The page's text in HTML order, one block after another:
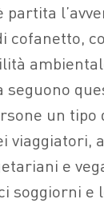
partita
cofanetto,
seguono
un tipo
viaggiatori,
e
soggiorni e